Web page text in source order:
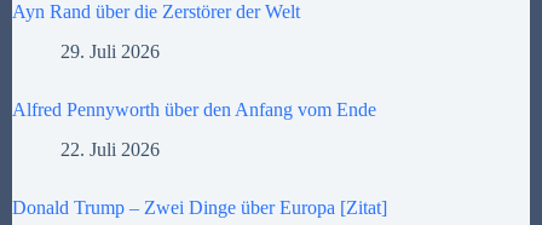
Ayn Rand über die Zerstörer der Welt
29. Juli 2026
Alfred Pennyworth über den Anfang vom Ende
22. Juli 2026
Donald Trump – Zwei Dinge über Europa [Zitat]